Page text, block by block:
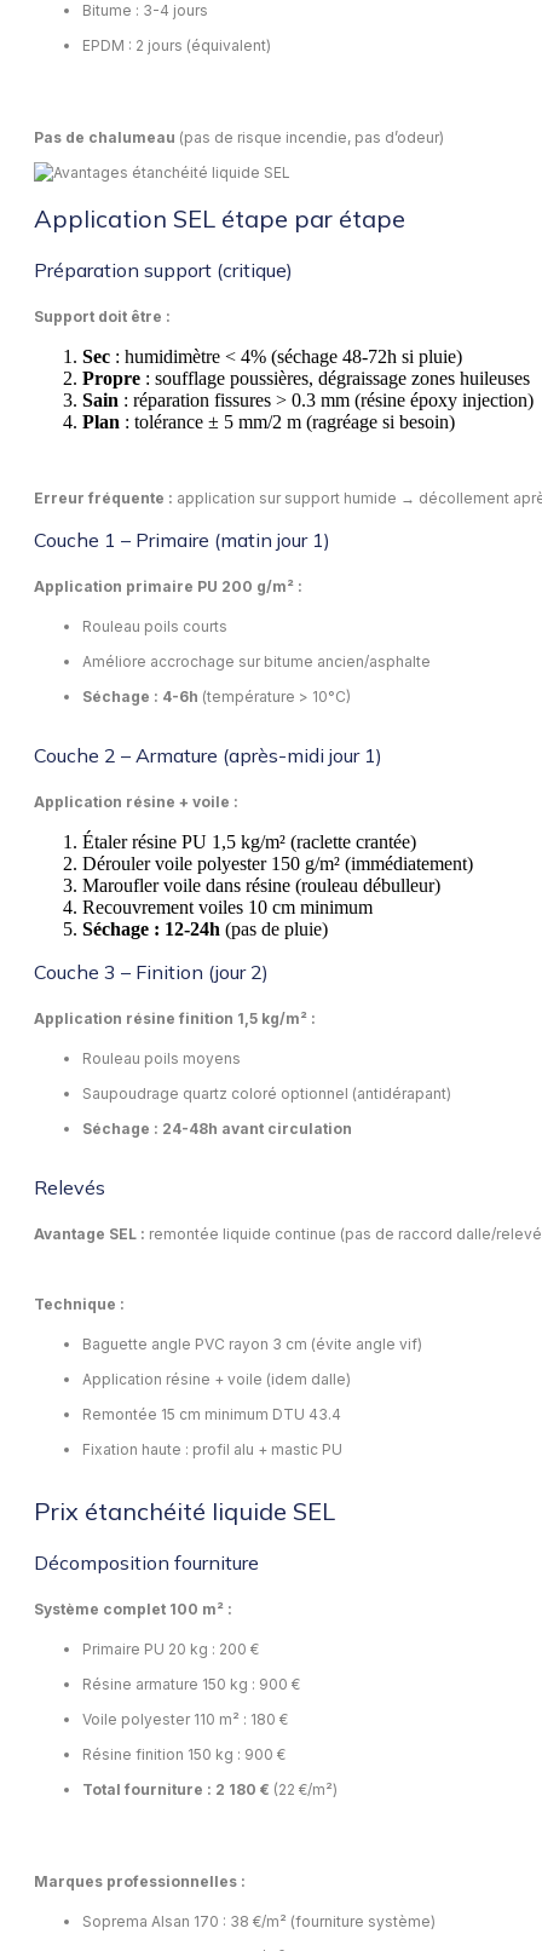
Bitume : 3-4 jours
EPDM : 2 jours (équivalent)
Pas de chalumeau (pas de risque incendie, pas d’odeur)
Application SEL étape par étape
Préparation support (critique)
Support doit être :
Sec : humidimètre < 4% (séchage 48-72h si pluie)
Propre : soufflage poussières, dégraissage zones huileuses
Sain : réparation fissures > 0.3 mm (résine époxy injection)
Plan : tolérance ± 5 mm/2 m (ragréage si besoin)
Erreur fréquente : application sur support humide → décollement
Couche 1 – Primaire (matin jour 1)
Application primaire PU 200 g/m² :
Rouleau poils courts
Améliore accrochage sur bitume ancien/asphalte
Séchage : 4-6h (température > 10°C)
Couche 2 – Armature (après-midi jour 1)
Application résine + voile :
Étaler résine PU 1,5 kg/m² (raclette crantée)
Dérouler voile polyester 150 g/m² (immédiatement)
Maroufler voile dans résine (rouleau débulleur)
Recouvrement voiles 10 cm minimum
Séchage : 12-24h (pas de pluie)
Couche 3 – Finition (jour 2)
Application résine finition 1,5 kg/m² :
Rouleau poils moyens
Saupoudrage quartz coloré optionnel (antidérapant)
Séchage : 24-48h avant circulation
Relevés
Avantage SEL : remontée liquide continue (pas de raccord dalle/
Technique :
Baguette angle PVC rayon 3 cm (évite angle vif)
Application résine + voile (idem dalle)
Remontée 15 cm minimum DTU 43.4
Fixation haute : profil alu + mastic PU
Prix étanchéité liquide SEL
Décomposition fourniture
Système complet 100 m² :
Primaire PU 20 kg : 200 €
Résine armature 150 kg : 900 €
Voile polyester 110 m² : 180 €
Résine finition 150 kg : 900 €
Total fourniture : 2 180 € (22 €/m²)
Marques professionnelles :
Soprema Alsan 170 : 38 €/m² (fourniture système)